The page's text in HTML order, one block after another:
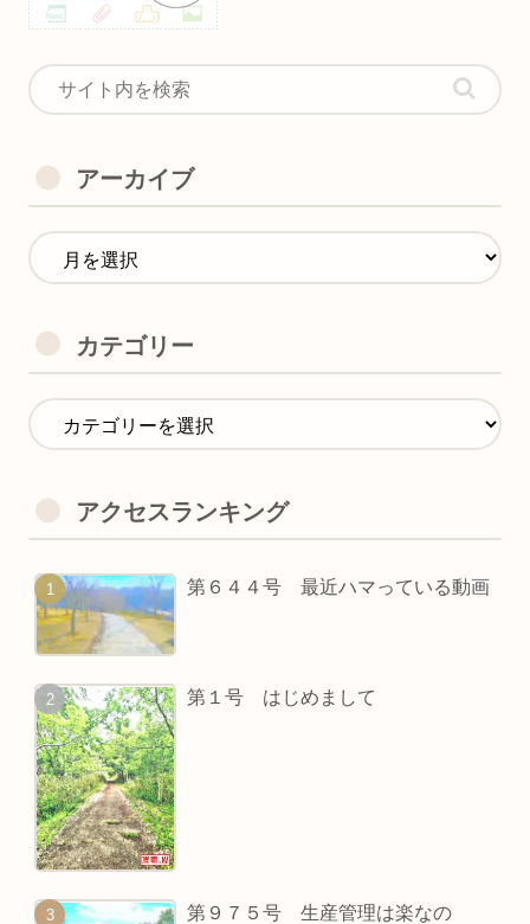
アーカイブ
カテゴリー
アクセスランキング
第６４４号 最近ハマっている動画
第１号 はじめまして
第９７５号 生産管理は楽なの